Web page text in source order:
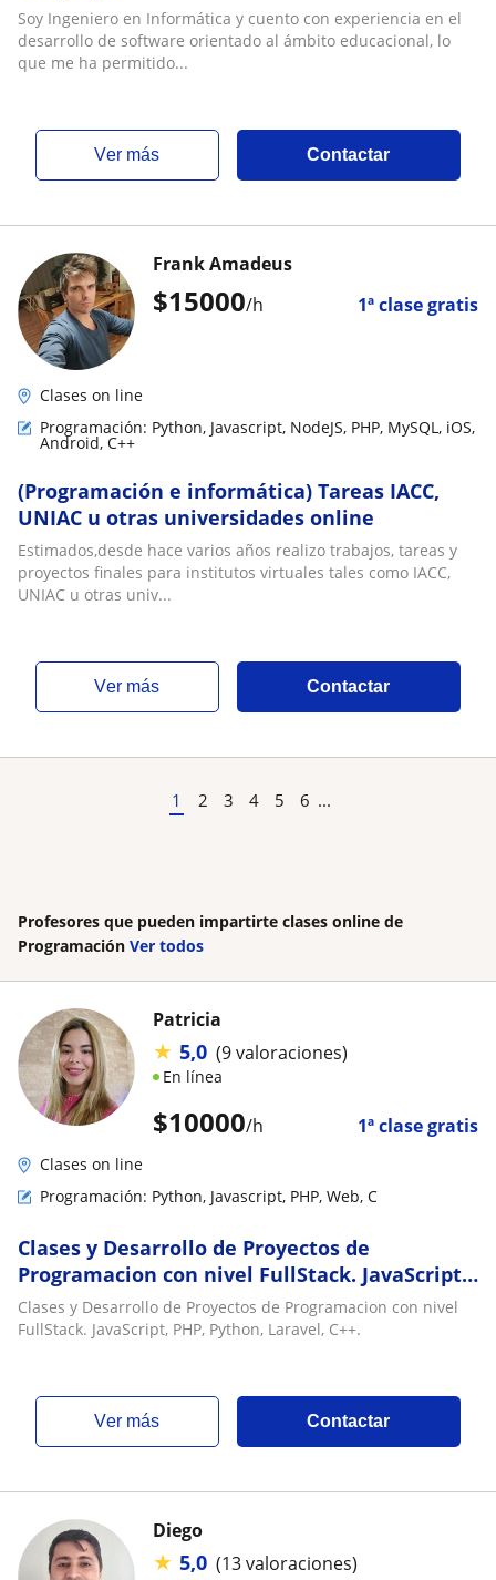
Soy Ingeniero en Informática y cuento con experiencia en el
desarrollo de software orientado al ámbito educacional, lo
que me ha permitido...
ver más Contactar
$15000/h 1ª clase gratis
Frank Amadeus
Clases on line
Programación: Python, Javascript, NodeJS, PHP, MySQL, iOS,
Android, C++
(Programación e informática) Tareas IACC,
UNIAC u otras universidades online
Estimados,desde hace varios años realizo trabajos, tareas y
proyectos finales para institutos virtuales tales como IACC,
UNIAC u otras univ...
ver más Contactar
1 2 3 4 5 6 ...
Profesores que pueden impartirte clases online de
Programación Ver todos
$10000/h 1ª clase gratis
Patricia
★ 5,0 (9 valoraciones)
En línea
Clases on line
Programación: Python, Javascript, PHP, Web, C
Clases y Desarrollo de Proyectos de
Programacion con nivel FullStack. JavaScript,
PHP, Python, Laravel, C
Clases y Desarrollo de Proyectos de Programacion con nivel
FullStack. JavaScript, PHP, Python, Laravel, C++.
ver más Contactar
Diego
★ 5,0 (13 valoraciones)